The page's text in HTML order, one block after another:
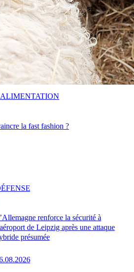
la fast fashion ?
renforce la sécurité à
de Leipzig après une attaque
présumée